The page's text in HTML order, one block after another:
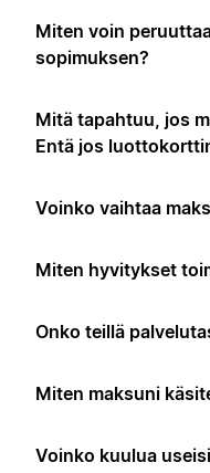
Miten voin
sopimuksen?
Mitä tapahtuu, jos
Entä jos
Voinko vaihtaa
Miten hyvitykset
Onko teillä
Miten maksuni
Voinko kuulua